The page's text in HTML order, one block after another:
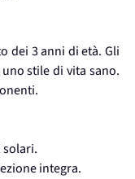
dei 3 anni di età. Gli
stile di vita sano.
solari.
integra.